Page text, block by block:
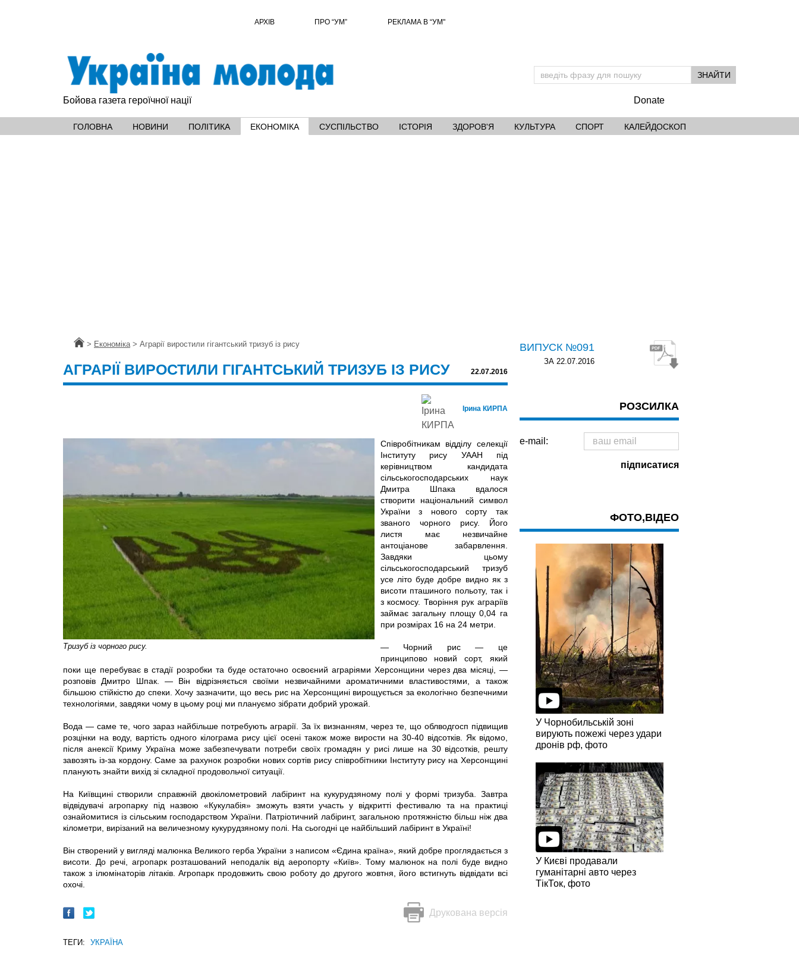
АРХІВ ПРО “УМ” РЕКЛАМА В “УМ"
Бойова газета героїчної нації Donate
ГОЛОВНА НОВИНИ ПОЛІТИКА ЕКОНОМІКА СУСПІЛЬСТВО ІСТОРІЯ ЗДОРОВ'Я КУЛЬТУРА СПОРТ КАЛЕЙДОСКОП
Головна
> Економіка > Аграрії виростили гігантський тризуб із рису
АГРАРІЇ ВИРОСТИЛИ ГІГАНТСЬКИЙ ТРИЗУБ ІЗ РИСУ 22.07.2016
Ірина КИРПА
Тризуб із чорного рису.
Співробітникам відділу селекції
Інституту рису УААН під
керівництвом кандидата
сільськогосподарських наук
Дмитра Шпака вдалося
створити національний символ
України з нового сорту так
званого чорного рису. Його
листя має незвичайне
антоціанове забарвлення.
Завдяки цьому
сільськогосподарський тризуб
усе літо буде добре видно як з
висоти пташиного польоту, так і
з космосу. Творіння рук аграріїв
займає загальну площу 0,04 га
при розмірах 16 на 24 метри.
— Чорний рис — це
принципово новий сорт, який
поки ще перебуває в стадії розробки та буде остаточно освоєний аграріями Херсонщини через два місяці, —
розповів Дмитро Шпак. — Він відрізняється своїми незвичайними ароматичними властивостями, а також
більшою стійкістю до спеки. Хочу зазначити, що весь рис на Херсонщині вирощується за екологічно безпечними
технологіями, завдяки чому в цьому році ми плануємо зібрати добрий урожай.
Вода — саме те, чого зараз найбільше потребують аграрії. За їх визнанням, через те, що облводгосп підвищив
розцінки на воду, вартість одного кілограма рису цієї осені також може вирости на 30-40 відсотків. Як відомо,
після анексії Криму Україна може забезпечувати потреби своїх громадян у рисі лише на 30 відсотків, решту
завозять із-за кордону. Саме за рахунок розробки нових сортів рису співробітники Інституту рису на Херсонщині
планують знайти вихід зі складної продовольчої ситуації.
На Київщині створили справжній двокілометровий лабіринт на кукурудзяному полі у формі тризуба. Завтра
відвідувачі агропарку під назвою «Кукулабія» зможуть взяти участь у відкритті фестивалю та на практиці
ознайомитися із сільським господарством України. Патріотичний лабіринт, загальною протяжністю більш ніж два
кілометри, вирізаний на величезному кукурудзяному полі. На сьогодні це найбільший лабіринт в Україні!
Він створений у вигляді малюнка Великого герба України з написом «Єдина країна», який добре проглядається з
висоти. До речі, агропарк розташований неподалік від аеропорту «Київ». Тому малюнок на полі буде видно
також з ілюмінаторів літаків. Агропарк продовжить свою роботу до другого жовтня, його встигнуть відвідати всі
охочі.
Друкована версія
ТЕГИ: УКРАЇНА
ВИПУСК №091
ЗА 22.07.2016
РОЗСИЛКА
e-mail:
ФОТО,ВІДЕО
У Чорнобильській зоні
вирують пожежі через удари
дронів рф, фото
У Києві продавали
гуманітарні авто через
ТікТок, фото